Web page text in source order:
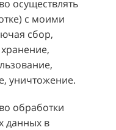
осуществлять
с моими
сбор,
уничтожение.
обработки
данных в